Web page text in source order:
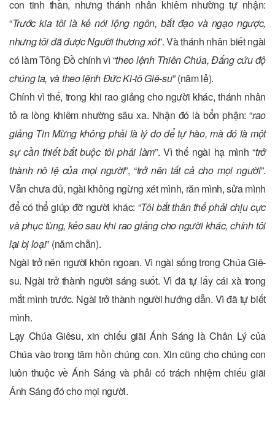
con tinh thần, nhưng thánh nhân khiêm nhường tự nhận:
“Trước kia tôi là kẻ nói lộng ngôn, bắt đạo và ngạo ngược,
nhưng tôi đã được Người thương xót”. Và thánh nhân biết ngài
có làm Tông Đồ chính vì “theo lệnh Thiên Chúa, Đấng cứu độ
chúng ta, và theo lệnh Đức Ki-tô Giê-su” (năm lẻ).
Chính vì thế, trong khi rao giảng cho người khác, thánh nhân
tỏ ra lòng khiêm nhường sâu xa. Nhận đó là bổn phận: “rao
giảng Tin Mừng không phải là lý do để tự hào, mà đó là một
sự cần thiết bắt buộc tôi phải làm”. Vì thế ngài hạ mình “trở
thành nô lệ của mọi người”, “trở nên tất cả cho mọi người”.
Vẫn chưa đủ, ngài không ngừng xét mình, răn mình, sửa mình
để có thể giúp đỡ người khác: “Tôi bắt thân thể phải chịu cực
và phục tùng, kẻo sau khi rao giảng cho người khác, chính tôi
lại bị loại” (năm chẵn).
Ngài trở nên người khôn ngoan. Vì ngài sống trong Chúa Giê-
su. Ngài trở thành người sáng suốt. Vì đã tự lấy cái xà trong
mắt mình trước. Ngài trở thành người hướng dẫn. Vì đã tự biết
mình.
Lạy Chúa Giêsu, xin chiếu giãi Ánh Sáng là Chân Lý của
Chúa vào trong tâm hồn chúng con. Xin cũng cho chúng con
luôn thuộc về Ánh Sáng và phải có trách nhiệm chiếu giãi
Ánh Sáng đó cho mọi người.